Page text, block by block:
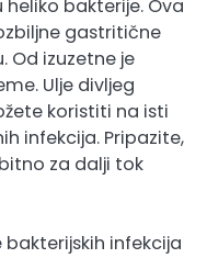
bakterije. Ova
gastritične
Od izuzetne je
Ulje divljeg
koristiti na isti
infekcija. Pripazite,
za dalji tok
bakterijskih infekcija